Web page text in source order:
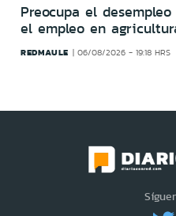
Preocupa el
el empleo en
REDMAULE 06/08/2026 - 19:18 HRS